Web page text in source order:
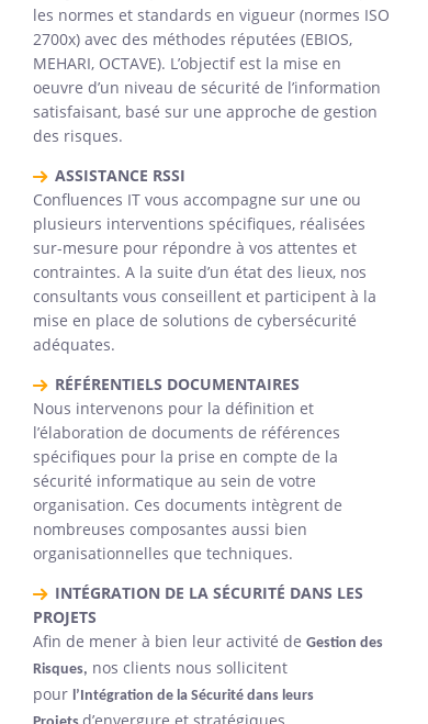
les normes et standards en vigueur (normes ISO
2700x) avec des méthodes réputées (EBIOS,
MEHARI, OCTAVE). L’objectif est la mise en
oeuvre d’un niveau de sécurité de l’information
satisfaisant, basé sur une approche de gestion
des risques.
ASSISTANCE RSSI
Confluences IT vous accompagne sur une ou
plusieurs interventions spécifiques, réalisées
sur-mesure pour répondre à vos attentes et
contraintes. A la suite d’un état des lieux, nos
consultants vous conseillent et participent à la
mise en place de solutions de cybersécurité
adéquates.
RÉFÉRENTIELS DOCUMENTAIRES
Nous intervenons pour la définition et
l’élaboration de documents de références
spécifiques pour la prise en compte de la
sécurité informatique au sein de votre
organisation. Ces documents intègrent de
nombreuses composantes aussi bien
organisationnelles que techniques.
INTÉGRATION DE LA SÉCURITÉ DANS LES
PROJETS
Afin de mener à bien leur activité de Gestion des
Risques, nos clients nous sollicitent
pour l’Intégration de la Sécurité dans leurs